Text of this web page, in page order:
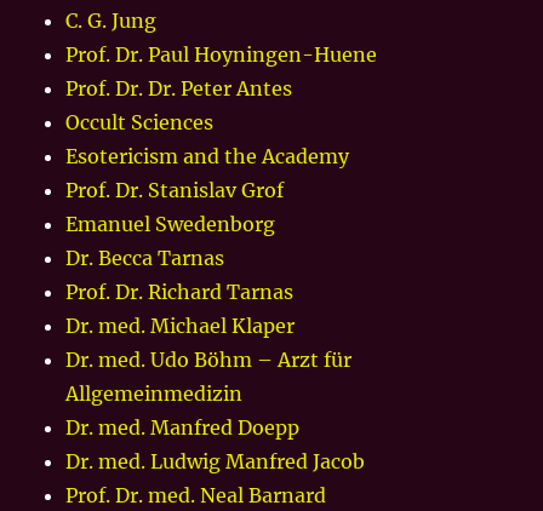
C. G. Jung
Prof. Dr. Paul Hoyningen-Huene
Prof. Dr. Dr. Peter Antes
Occult Sciences
Esotericism and the Academy
Prof. Dr. Stanislav Grof
Emanuel Swedenborg
Dr. Becca Tarnas
Prof. Dr. Richard Tarnas
Dr. med. Michael Klaper
Dr. med. Udo Böhm – Arzt für
Allgemeinmedizin
Dr. med. Manfred Doepp
Dr. med. Ludwig Manfred Jacob
Prof. Dr. med. Neal Barnard